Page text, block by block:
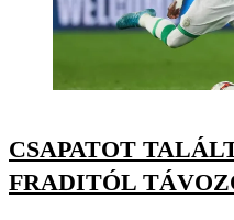
CSAPATOT
FRADITÓL